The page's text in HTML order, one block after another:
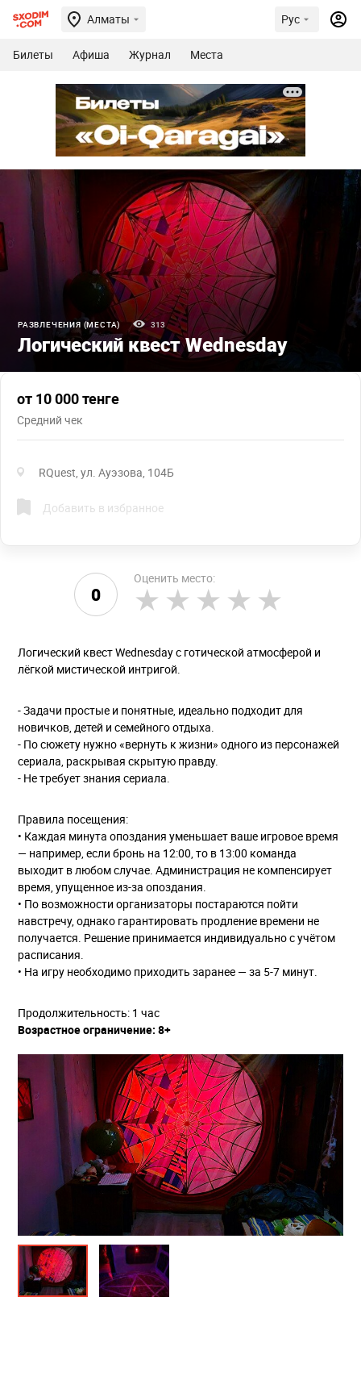
Алматы Рус
Билеты Афиша Журнал Места
РАЗВЛЕЧЕНИЯ (МЕСТА) 313
Логический квест Wednesday
от 10 000 тенге
Средний чек
RQuest, ул. Ауэзова, 104Б
Добавить в избранное
0
Оценить место:
Логический квест Wednesday с готической атмосферой и
лёгкой мистической интригой.
- Задачи простые и понятные, идеально подходит для
новичков, детей и семейного отдыха.
- По сюжету нужно «вернуть к жизни» одного из персонажей
сериала, раскрывая скрытую правду.
- Не требует знания сериала.
Правила посещения:
• Каждая минута опоздания уменьшает ваше игровое время
— например, если бронь на 12:00, то в 13:00 команда
выходит в любом случае. Администрация не компенсирует
время, упущенное из-за опоздания.
• По возможности организаторы постараются пойти
навстречу, однако гарантировать продление времени не
получается. Решение принимается индивидуально с учётом
расписания.
• На игру необходимо приходить заранее — за 5-7 минут.
Продолжительность: 1 час
Возрастное ограничение: 8+